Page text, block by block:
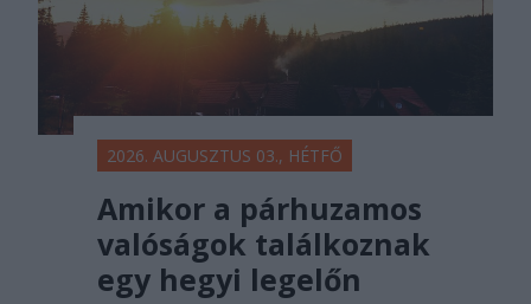
2026. AUGUSZTUS 03., HÉTFŐ
Amikor a párhuzamos
valóságok találkoznak
egy hegyi legelőn